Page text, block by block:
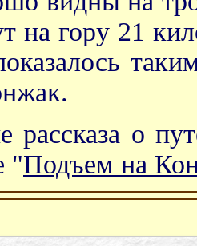
на гору 21
рассказа о
"Подъем на